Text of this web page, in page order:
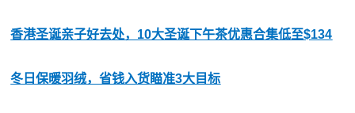
香港圣诞亲子好去处，10大圣诞下午茶优惠合集低至$134
冬日保暖羽绒，省钱入货瞄准3大目标